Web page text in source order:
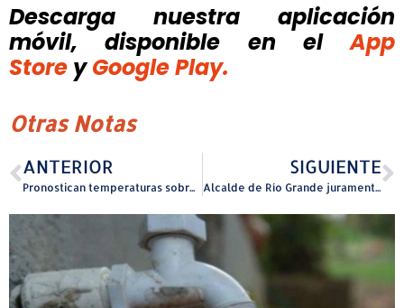
Descarga nuestra aplicación
móvil, disponible
en el
App
Store y Google Play.
Otras Notas
ANTERIOR
Pronostican temperaturas sobre los 84 °F para este lunes
SIGUIENTE
Alcalde de Río Grande juramentará a un tercer término en una ceremonia de pueblo en la Plaza Pública